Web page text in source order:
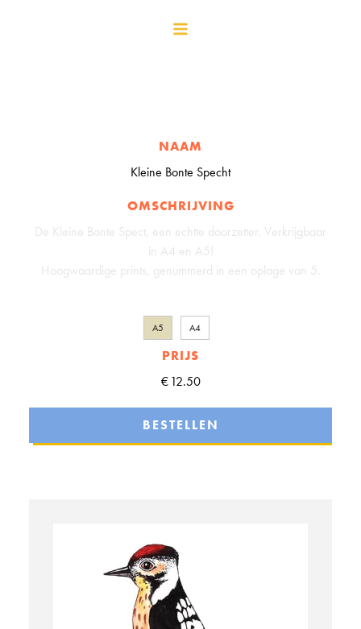
NAAM
Kleine Bonte Specht
OMSCHRIJVING
De Kleine Bonte Spect, een echtte doorzetter. Verkrijgbaar
in A4 en A5!
Hoogwaardige prints, genummerd in een oplage van 5.
A5 A4
PRIJS
€ 12.50
BESTELLEN